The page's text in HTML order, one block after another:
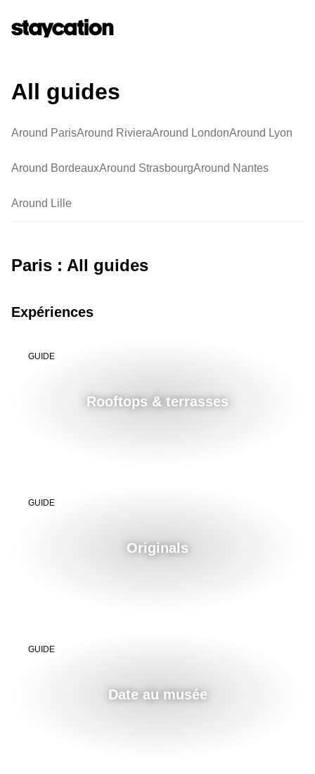
All guides
Around ParisAround RivieraAround LondonAround Lyon
Around BordeauxAround StrasbourgAround Nantes
Around Lille
Paris : All guides
Expériences
GUIDE
Rooftops & terrasses
GUIDE
Originals
GUIDE
Date au musée